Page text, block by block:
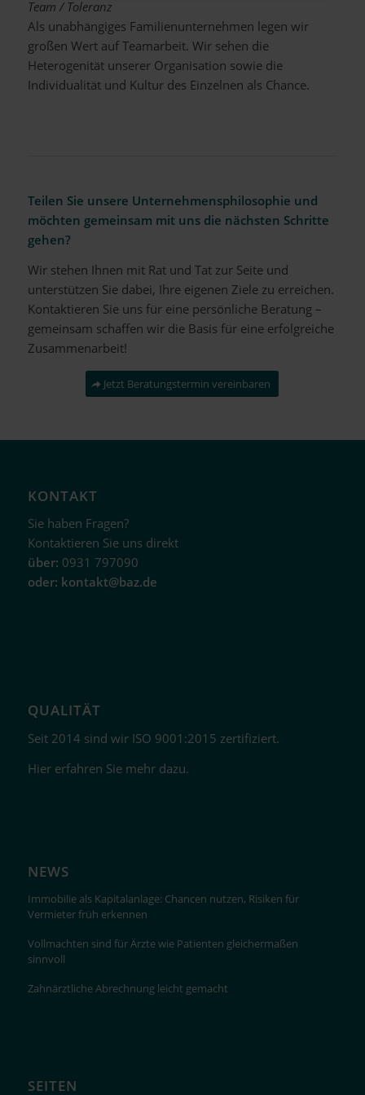
Team / Toleranz
Als unabhängiges Familienunternehmen legen wir
großen Wert auf Teamarbeit. Wir sehen die
Heterogenität unserer Organisation sowie die
Individualität und Kultur des Einzelnen als Chance.
Teilen Sie unsere Unternehmensphilosophie und
möchten gemeinsam mit uns die nächsten Schritte
gehen?
Wir stehen Ihnen mit Rat und Tat zur Seite und
unterstützen Sie dabei, Ihre eigenen Ziele zu erreichen.
Kontaktieren Sie uns für eine persönliche Beratung –
gemeinsam schaffen wir die Basis für eine erfolgreiche
Zusammenarbeit!
Jetzt Beratungstermin vereinbaren
KONTAKT
Sie haben Fragen?
Kontaktieren Sie uns direkt
über: 0931 797090
oder: kontakt@baz.de
QUALITÄT
Seit 2014 sind wir ISO 9001:2015 zertifiziert.
Hier erfahren Sie mehr dazu.
NEWS
Immobilie als Kapitalanlage: Chancen nutzen, Risiken für
Vermieter früh erkennen
Vollmachten sind für Ärzte wie Patienten gleichermaßen
sinnvoll
Zahnärztliche Abrechnung leicht gemacht
SEITEN